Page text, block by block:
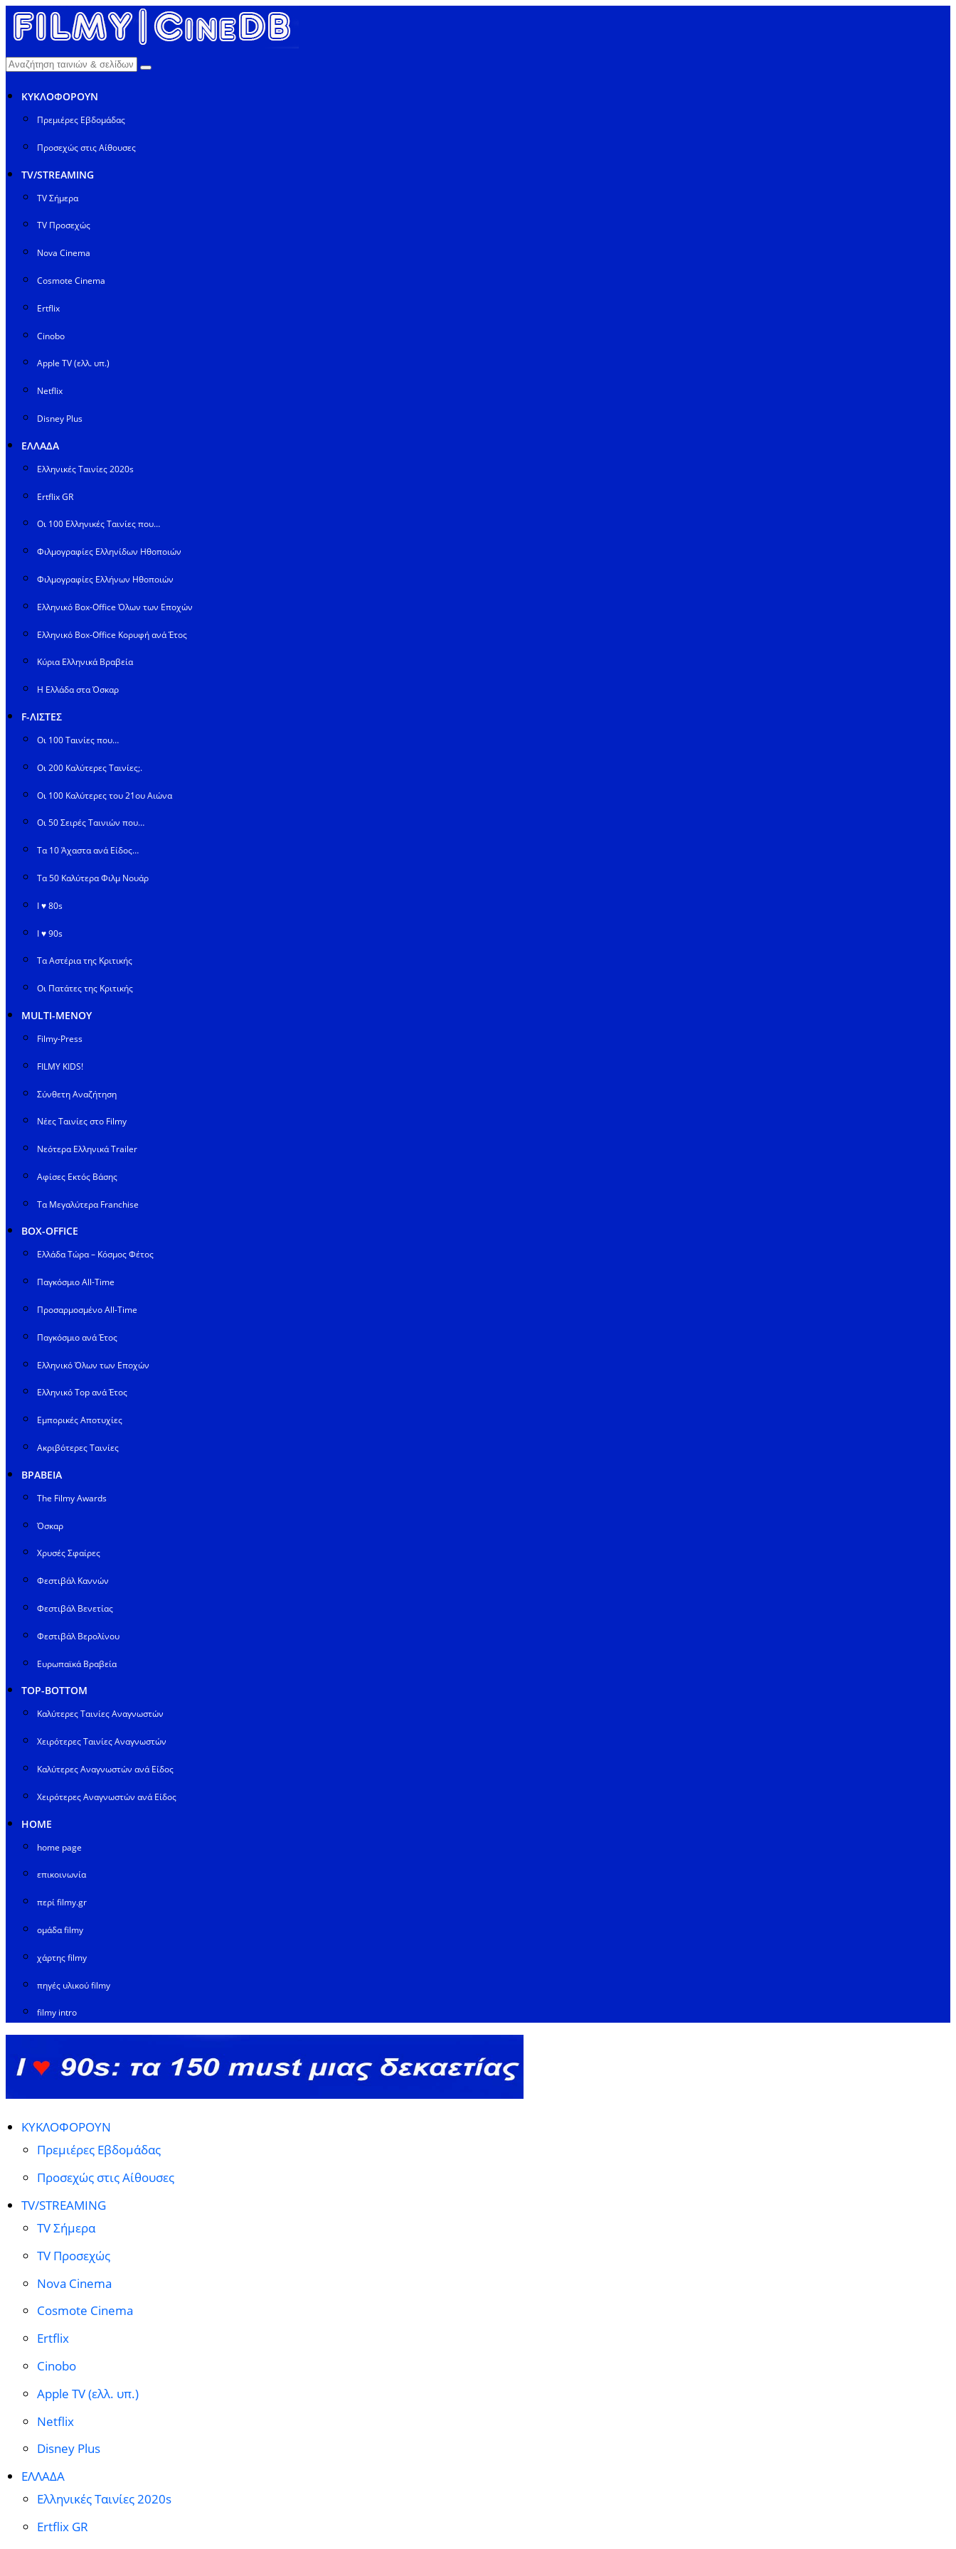
ΚΥΚΛΟΦΟΡΟΥΝ
Πρεμιέρες Εβδομάδας
Προσεχώς στις Αίθουσες
TV/STREAMING
TV Σήμερα
TV Προσεχώς
Nova Cinema
Cosmote Cinema
Ertflix
Cinobo
Apple TV (ελλ. υπ.)
Netflix
Disney Plus
ΕΛΛΑΔΑ
Ελληνικές Ταινίες 2020s
Ertflix GR
Οι 100 Ελληνικές Ταινίες που…
Φιλμογραφίες Ελληνίδων Ηθοποιών
Φιλμογραφίες Ελλήνων Ηθοποιών
Ελληνικό Box-Office Όλων των Εποχών
Ελληνικό Box-Office Κορυφή ανά Έτος
Κύρια Ελληνικά Βραβεία
Η Ελλάδα στα Όσκαρ
F-ΛΙΣΤΕΣ
Οι 100 Ταινίες που…
Οι 200 Καλύτερες Ταινίες;.
Οι 100 Καλύτερες του 21ου Αιώνα
Οι 50 Σειρές Ταινιών που…
Τα 10 Άχαστα ανά Είδος…
Τα 50 Καλύτερα Φιλμ Νουάρ
I ♥ 80s
I ♥ 90s
Τα Αστέρια της Κριτικής
Οι Πατάτες της Κριτικής
MULTI-ΜΕΝΟΥ
Filmy-Press
FILMY KIDS!
Σύνθετη Αναζήτηση
Νέες Ταινίες στο Filmy
Νεότερα Ελληνικά Trailer
Αφίσες Εκτός Βάσης
Τα Μεγαλύτερα Franchise
BOX-OFFICE
Ελλάδα Τώρα – Κόσμος Φέτος
Παγκόσμιο All-Time
Προσαρμοσμένο All-Time
Παγκόσμιο ανά Έτος
Ελληνικό Όλων των Εποχών
Ελληνικό Top ανά Έτος
Εμπορικές Αποτυχίες
Ακριβότερες Ταινίες
ΒΡΑΒΕΙΑ
The Filmy Awards
Όσκαρ
Χρυσές Σφαίρες
Φεστιβάλ Καννών
Φεστιβάλ Βενετίας
Φεστιβάλ Βερολίνου
Ευρωπαϊκά Βραβεία
TOP-BOTTOM
Καλύτερες Ταινίες Αναγνωστών
Χειρότερες Ταινίες Αναγνωστών
Καλύτερες Αναγνωστών ανά Είδος
Χειρότερες Αναγνωστών ανά Είδος
HOME
home page
επικοινωνία
περί filmy.gr
ομάδα filmy
χάρτης filmy
πηγές υλικού filmy
filmy intro
ΚΥΚΛΟΦΟΡΟΥΝ
Πρεμιέρες Εβδομάδας
Προσεχώς στις Αίθουσες
TV/STREAMING
TV Σήμερα
TV Προσεχώς
Nova Cinema
Cosmote Cinema
Ertflix
Cinobo
Apple TV (ελλ. υπ.)
Netflix
Disney Plus
ΕΛΛΑΔΑ
Ελληνικές Ταινίες 2020s
Ertflix GR